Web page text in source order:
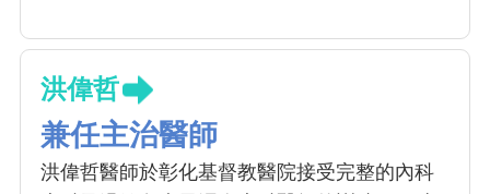
洪偉哲
兼任主治醫師
洪偉哲醫師於彰化基督教醫院接受完整的內科